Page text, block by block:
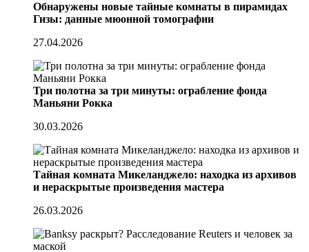
Обнаружены новые тайные комнаты в пирамидах
Гизы: данные мюонной томографии
27.04.2026
Три полотна за три минуты: ограбление фонда
Маньяни Рокка
30.03.2026
Тайная комната Микеланджело: находка из архивов
и нераскрытые произведения мастера
26.03.2026